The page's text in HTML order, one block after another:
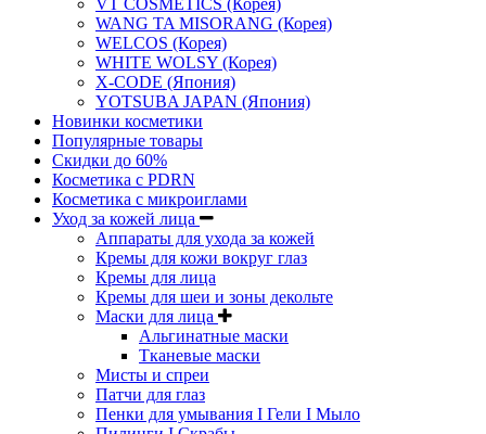
VT COSMETICS (Корея)
WANG TA MISORANG (Корея)
WELCOS (Корея)
WHITE WOLSY (Корея)
X-CODE (Япония)
YOTSUBA JAPAN (Япония)
Новинки косметики
Популярные товары
Скидки до 60%
Косметика с PDRN
Косметика с микроиглами
Уход за кожей лица
Аппараты для ухода за кожей
Кремы для кожи вокруг глаз
Кремы для лица
Кремы для шеи и зоны декольте
Маски для лица
Альгинатные маски
Тканевые маски
Мисты и спреи
Патчи для глаз
Пенки для умывания I Гели I Мыло